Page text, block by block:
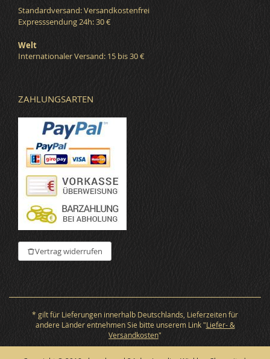
Standardversand: Versandkostenfrei
Expresssendung 24h: 30 €
Welt
Internationaler Versand: 15 bis 30 €
ZAHLUNGSARTEN
Vertrag widerrufen
* gilt für Lieferungen innerhalb Deutschlands, Lieferzeiten für
andere Länder entnehmen Sie bitte unserem Link "Liefer- &
Versandkosten"